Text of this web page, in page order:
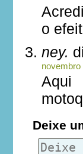
o
ney.
novembro
Aqui
Deixe